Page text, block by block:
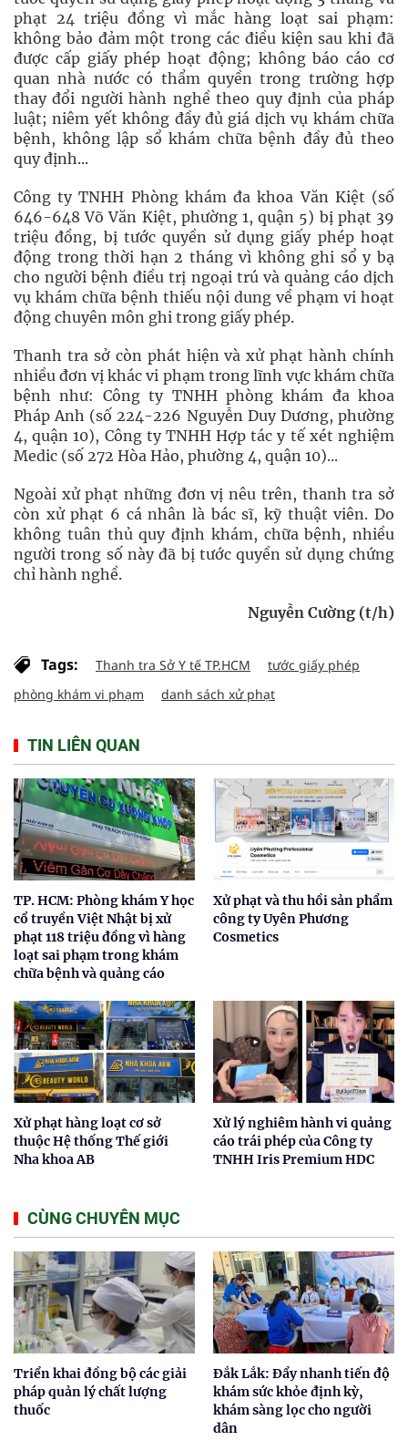
phạt 24 triệu đồng vì mắc hàng loạt sai phạm:
không bảo đảm một trong các điều kiện sau khi đã
được cấp giấy phép hoạt động; không báo cáo cơ
quan nhà nước có thẩm quyền trong trường hợp
thay đổi người hành nghề theo quy định của pháp
luật; niêm yết không đầy đủ giá dịch vụ khám chữa
bệnh, không lập sổ khám chữa bệnh đầy đủ theo
quy định...
Công ty TNHH Phòng khám đa khoa Văn Kiệt (số
646-648 Võ Văn Kiệt, phường 1, quận 5) bị phạt 39
triệu đồng, bị tước quyền sử dụng giấy phép hoạt
động trong thời hạn 2 tháng vì không ghi sổ y bạ
cho người bệnh điều trị ngoại trú và quảng cáo dịch
vụ khám chữa bệnh thiếu nội dung về phạm vi hoạt
động chuyên môn ghi trong giấy phép.
Thanh tra sở còn phát hiện và xử phạt hành chính
nhiều đơn vị khác vi phạm trong lĩnh vực khám chữa
bệnh như: Công ty TNHH phòng khám đa khoa
Pháp Anh (số 224-226 Nguyễn Duy Dương, phường
4, quận 10), Công ty TNHH Hợp tác y tế xét nghiệm
Medic (số 272 Hòa Hảo, phường 4, quận 10)...
Ngoài xử phạt những đơn vị nêu trên, thanh tra sở
còn xử phạt 6 cá nhân là bác sĩ, kỹ thuật viên. Do
không tuân thủ quy định khám, chữa bệnh, nhiều
người trong số này đã bị tước quyền sử dụng chứng
chỉ hành nghề.
Nguyễn Cường (t/h)
Tags: Thanh tra Sở Y tế TP.HCM
tước giấy phép
phòng khám vi phạm
danh sách xử phạt
TIN LIÊN QUAN
TP. HCM: Phòng khám Y học
cổ truyền Việt Nhật bị xử
phạt 118 triệu đồng vì hàng
loạt sai phạm trong khám
chữa bệnh và quảng cáo
Xử phạt và thu hồi sản phẩm
công ty Uyên Phương
Cosmetics
Xử phạt hàng loạt cơ sở
thuộc Hệ thống Thế giới
Nha khoa AB
Xử lý nghiêm hành vi quảng
cáo trái phép của Công ty
TNHH Iris Premium HDC
CÙNG CHUYÊN MỤC
Triển khai đồng bộ các giải
pháp quản lý chất lượng
thuốc
Đắk Lắk: Đẩy nhanh tiến độ
khám sức khỏe định kỳ,
khám sàng lọc cho người
dân